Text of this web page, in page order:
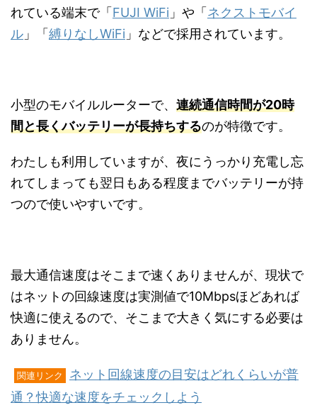
れている端末で「 FUJI WiFi 」や「 ネクストモバイ
ル 」「 縛りなしWiFi 」などで採用されています。
小型のモバイルルーターで、 連続通信時間が20時
間と長くバッテリーが長持ちするのが特徴です。
わたしも利用していますが、夜にうっかり充電し忘
れてしまっても翌日もある程度までバッテリーが持
つので使いやすいです。
最大通信速度はそこまで速くありませんが、現状で
はネットの回線速度は実測値で10Mbpsほどあれば
快適に使えるので、そこまで大きく気にする必要は
ありません。
関連リンク
ネット回線速度の目安はどれくらいが普
通？快適な速度をチェックしよう